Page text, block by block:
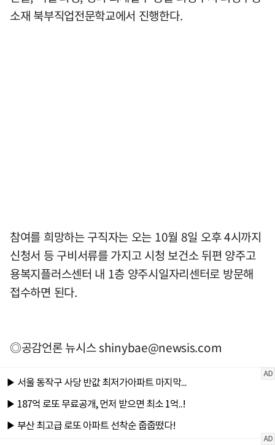
소재 북부직업전문학교에서 진행한다.
참여를 희망하는 구직자는 오는 10월 8일 오후 4시까지
신청서 등 구비서류를 가지고 시청 보건소 뒤편 양주고
용복지플러스센터 내 1층 양주시일자리센터로 방문해
접수하면 된다.
◎공감언론 뉴시스shinybae@newsis.com